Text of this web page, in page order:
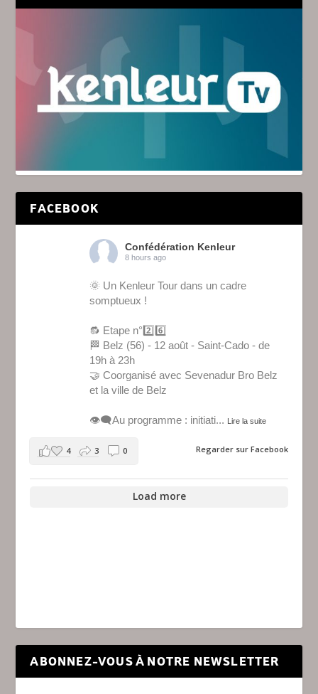
FACEBOOK
Confédération Kenleur
8 hours ago
🌞 Un Kenleur Tour dans un cadre
somptueux !
🔂 Etape n°2️⃣6️⃣
🏁 Belz (56) - 12 août - Saint-Cado - de
19h à 23h
🤝 Coorganisé avec Sevenadur Bro Belz
et la ville de Belz
👁️‍🗨️Au programme : initiati... Lire la suite
Regarder sur Facebook
4 3 0
Load more
ABONNEZ-VOUS À NOTRE NEWSLETTER